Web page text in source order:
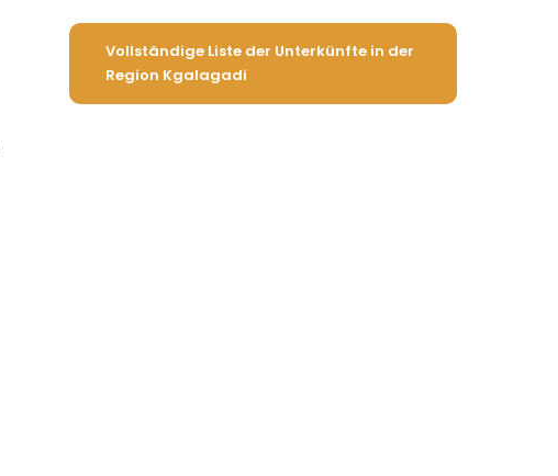
Vollständige Liste der Unterkünfte in der
Region Kgalagadi